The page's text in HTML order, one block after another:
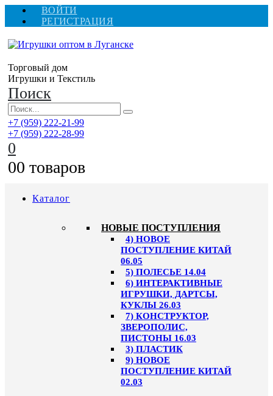
ВОЙТИ
РЕГИСТРАЦИЯ
Торговый дом
Игрушки и Текстиль
Поиск
+7 (959) 222-21-99
+7 (959) 222-28-99
0
00 товаров
Каталог
НОВЫЕ ПОСТУПЛЕНИЯ
4) НОВОЕ
ПОСТУПЛЕНИЕ КИТАЙ
06.05
5) ПОЛЕСЬЕ 14.04
6) ИНТЕРАКТИВНЫЕ
ИГРУШКИ, ДАРТСЫ,
КУКЛЫ 26.03
7) КОНСТРУКТОР,
ЗВЕРОПОЛИС,
ПИСТОНЫ 16.03
3) ПЛАСТИК
9) НОВОЕ
ПОСТУПЛЕНИЕ КИТАЙ
02.03